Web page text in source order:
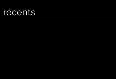
récents